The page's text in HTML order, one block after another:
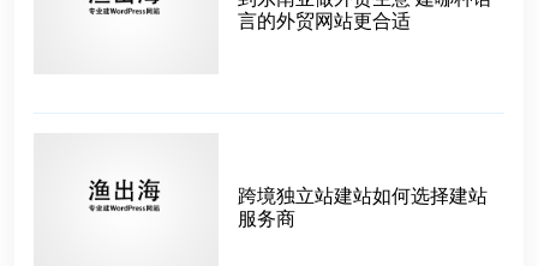
言的外贸网站更合适
跨境独立站建站如何选择建站
服务商